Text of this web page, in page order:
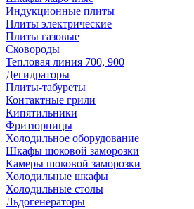
Индукционные плиты
Плиты электрические
Плиты газовые
Сковороды
Тепловая линия 700, 900
Дегидраторы
Плиты-табуреты
Контактные грили
Кипятильники
Фритюрницы
Холодильное оборудование
Шкафы шоковой заморозки
Камеры шоковой заморозки
Холодильные шкафы
Холодильные столы
Льдогенераторы